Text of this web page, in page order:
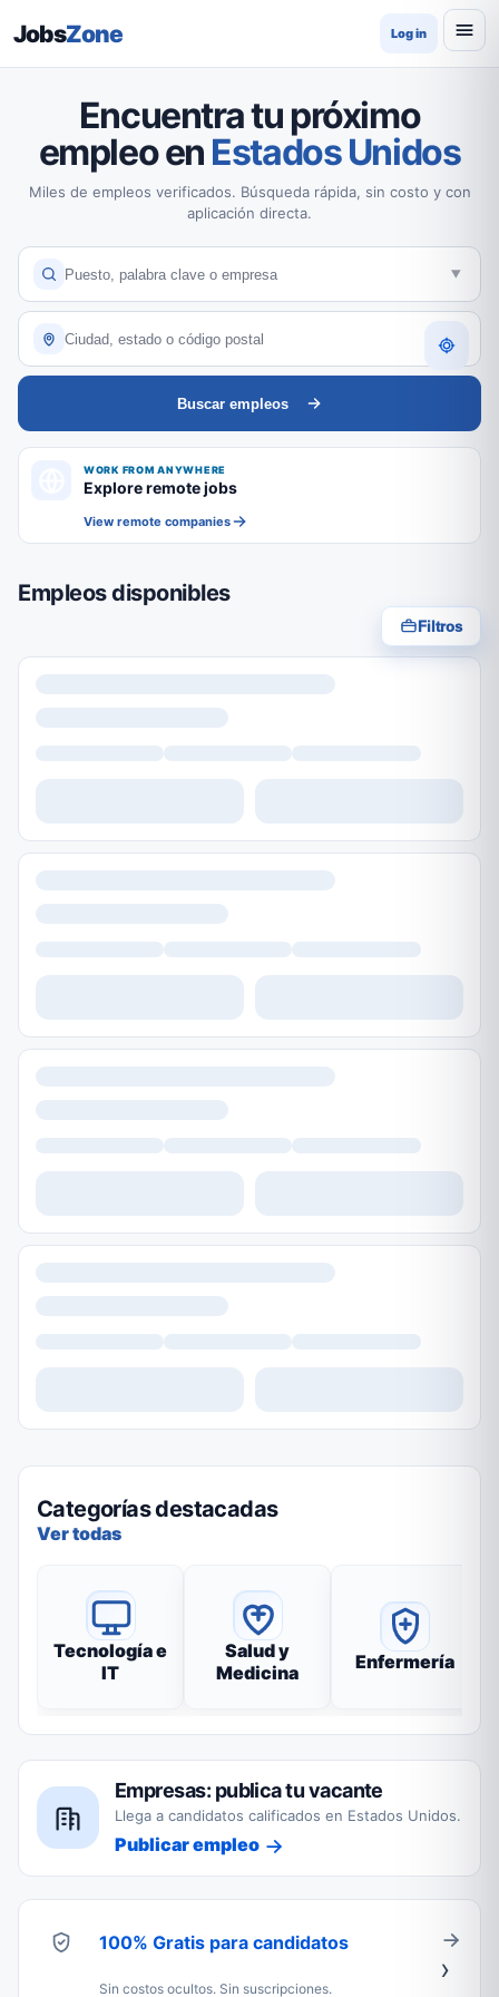
JobsZone Log in
Encuentra tu próximo
empleo en Estados Unidos
Miles de empleos verificados. Búsqueda rápida, sin costo y con
aplicación directa.
Buscar empleos
WORK FROM ANYWHERE
Explore remote jobs
View remote companies
Empleos disponibles
Filtros
Categorías destacadas
Ver todas
Tecnología e
IT
Salud y
Medicina
Enfermería
Empresas: publica tu vacante
Llega a candidatos calificados en Estados Unidos.
Publicar empleo
100% Gratis para candidatos
Sin costos ocultos. Sin suscripciones.